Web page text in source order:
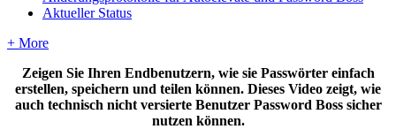
Aktueller Status
+ More
Zeigen Sie Ihren Endbenutzern, wie sie Passwörter einfach
erstellen, speichern und teilen können. Dieses Video zeigt, wie
auch technisch nicht versierte Benutzer Password Boss sicher
nutzen können.